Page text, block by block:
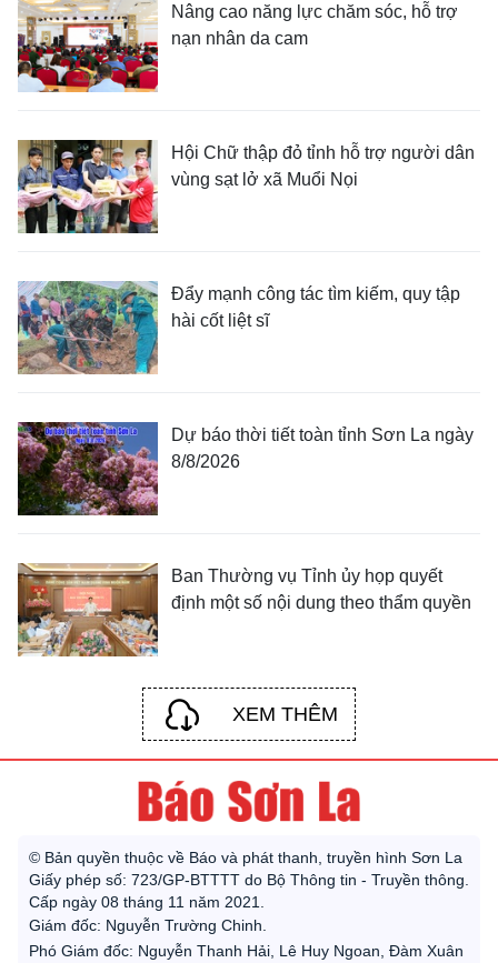
Nâng cao năng lực chăm sóc, hỗ trợ
nạn nhân da cam
Hội Chữ thập đỏ tỉnh hỗ trợ người dân
vùng sạt lở xã Muổi Nọi
Đẩy mạnh công tác tìm kiếm, quy tập
hài cốt liệt sĩ
Dự báo thời tiết toàn tỉnh Sơn La ngày
8/8/2026
Ban Thường vụ Tỉnh ủy họp quyết
định một số nội dung theo thẩm quyền
XEM THÊM
© Bản quyền thuộc về Báo và phát thanh, truyền hình Sơn La
Giấy phép số: 723/GP-BTTTT do Bộ Thông tin - Truyền thông.
Cấp ngày 08 tháng 11 năm 2021.
Giám đốc: Nguyễn Trường Chinh.
Phó Giám đốc: Nguyễn Thanh Hải, Lê Huy Ngoan, Đàm Xuân